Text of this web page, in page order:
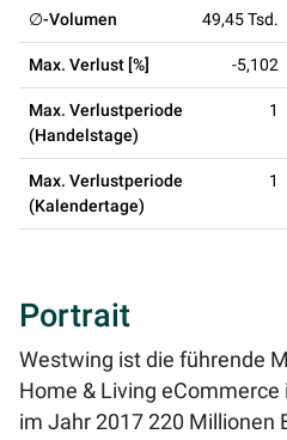
∅-Volumen 49,45 Tsd.
Max. Verlust [%] -5,102
Max. Verlustperiode
(Handelstage)
1
Max. Verlustperiode
(Kalendertage)
1
Portrait
Westwing ist die führende
Home & Living eCommerce
im Jahr 2017 220 Millionen